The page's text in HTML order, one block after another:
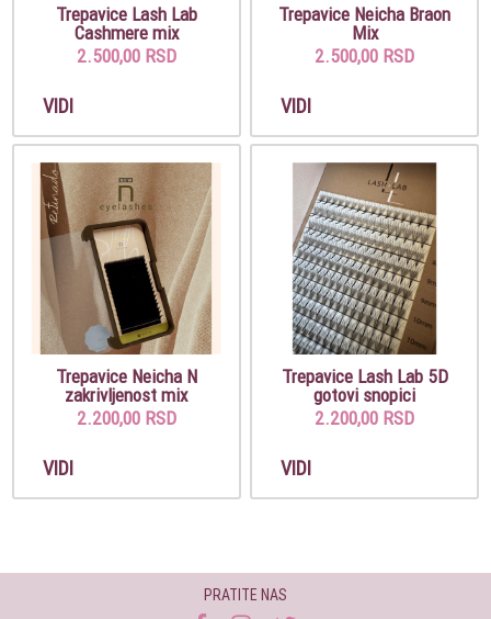
Trepavice Lash Lab
Cashmere mix
2.500,00 RSD
VIDI
Trepavice Neicha Braon
Mix
2.500,00 RSD
VIDI
Trepavice Neicha N
zakrivljenost mix
2.200,00 RSD
VIDI
Trepavice Lash Lab 5D
gotovi snopici
2.200,00 RSD
VIDI
PRATITE NAS